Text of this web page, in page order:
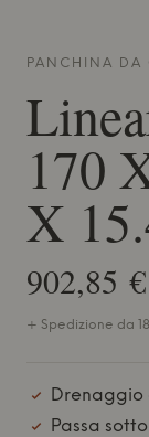
PANCHINA
170
X
902,85 €
+ Spedizione da
Passa